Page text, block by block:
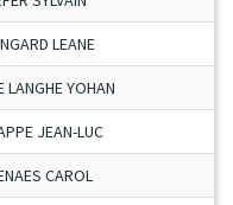
LEANE
LANGHE YOHAN
JEAN-LUC
CAROL